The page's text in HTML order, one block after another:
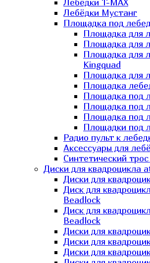
Лебёдки T-MAX
Лебёдки Мустанг
Площадка под
Площадка для
Площадка для
Площадка для
Kingquad
Площадка для
Площадка
Площадка под
Площадка под
Площадка под
Площадки под
Радио пульт к
Аксессуары для
Синтетический
Диски для квадроцикла
Диски для
Диск для
Beadlock
Диск для
Beadlock
Диски для
Диски для
Диски для